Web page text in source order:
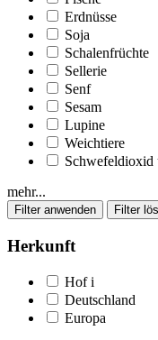
Erdnüsse
Soja
Schalenfrüchte
Sellerie
Senf
Sesam
Lupine
Weichtiere
Schwefeldioxid
mehr...
Herkunft
Hof i
Deutschland
Europa